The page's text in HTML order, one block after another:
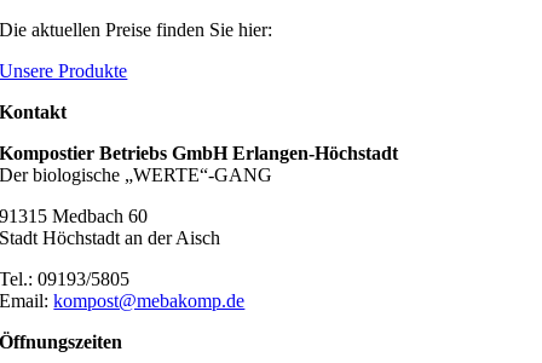
Die aktuellen Preise finden Sie hier:
Unsere Produkte
Kontakt
Kompostier Betriebs GmbH Erlangen-Höchstadt
Der biologische „WERTE“-GANG
91315 Medbach 60
Stadt Höchstadt an der Aisch
Tel.: 09193/5805
Email:kompost@mebakomp.de
Öffnungszeiten